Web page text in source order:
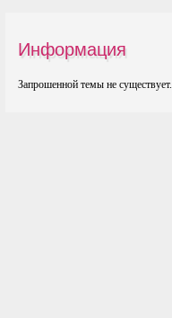
Информация
Запрошенной темы не существует.